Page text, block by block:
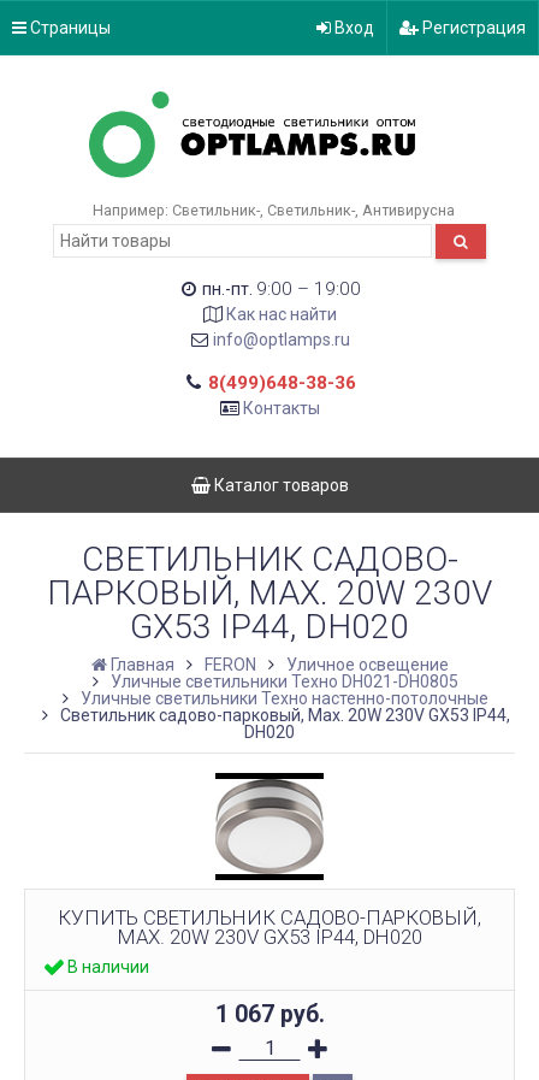
Страницы Вход Регистрация
Например: Светильник- Светильник- Антивирусна
пн.-пт. 9:00 – 19:00
Как нас найти
info@optlamps.ru
8(499)648-38-36
Контакты
Каталог товаров
СВЕТИЛЬНИК САДОВО-
ПАРКОВЫЙ, MAX. 20W 230V
GX53 IP44, DH020
Главная FERON
Уличное освещение
Уличные светильники Техно DH021-DH0805
Уличные светильники Техно настенно-потолочные
Светильник садово-парковый, Max. 20W 230V GX53 IP44,
DH020
КУПИТЬ СВЕТИЛЬНИК САДОВО-ПАРКОВЫЙ,
MAX. 20W 230V GX53 IP44, DH020
В наличии
1 067 руб.